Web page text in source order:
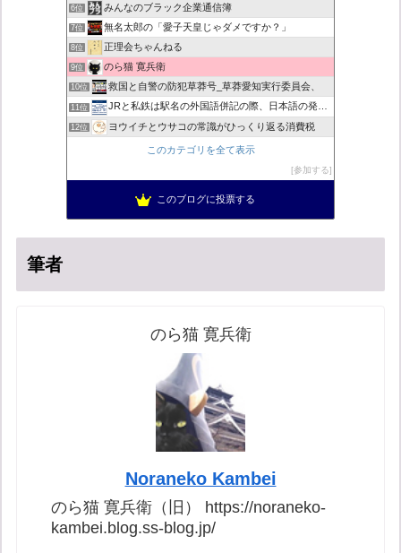
6位 みんなのブラック企業通信簿
7位 無名太郎の「愛子天皇じゃダメですか？」
8位 正理会ちゃんねる
9位 のら猫 寛兵衛
10位 救国と自警の防犯草莽号_草莽愛知実行委員会、
11位 JRと私鉄は駅名の外国語併記の際、日本語の発音/…
12位 ヨウイチとウサコの常識がひっくり返る消費税
マイナンバー導入診断
超革新ひふみ神示
このカテゴリを全て表示
参加する
このブログに投票する
筆者
のら猫 寛兵衛
Noraneko Kambei
のら猫 寛兵衛（旧） https://noraneko-
kambei.blog.ss-blog.jp/